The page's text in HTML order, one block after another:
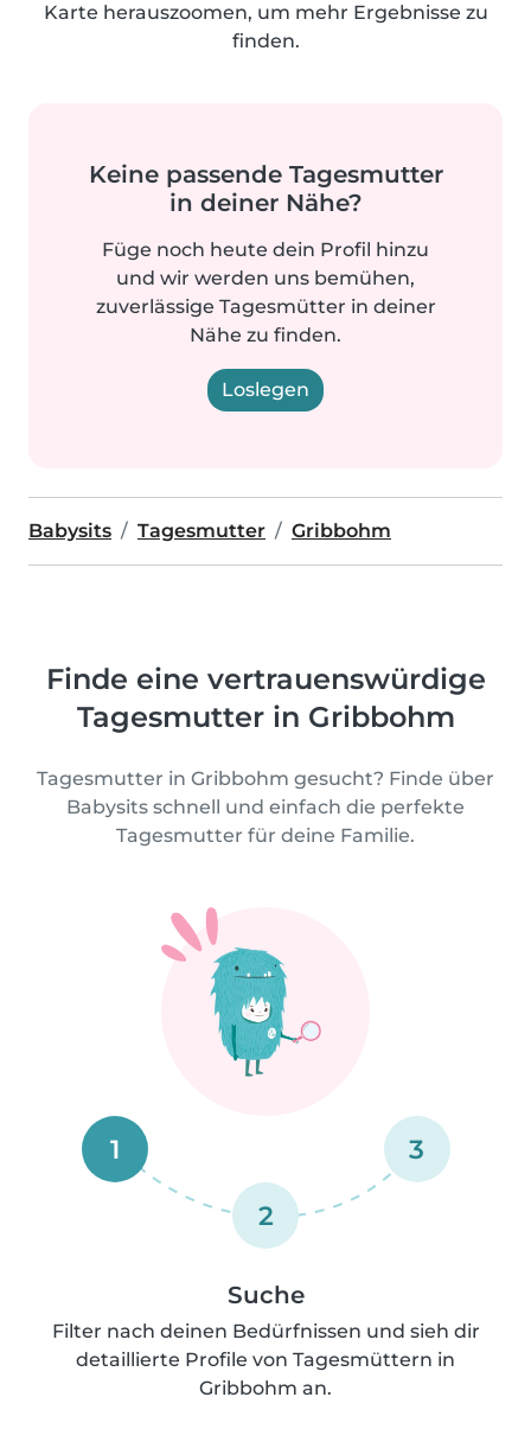
Karte herauszoomen, um mehr Ergebnisse zu
finden.
Keine passende Tagesmutter
in deiner Nähe?
Füge noch heute dein Profil hinzu
und wir werden uns bemühen,
zuverlässige Tagesmütter in deiner
Nähe zu finden.
Loslegen
Babysits Tagesmutter Gribbohm
Finde eine vertrauenswürdige
Tagesmutter in Gribbohm
Tagesmutter in Gribbohm gesucht? Finde über
Babysits schnell und einfach die perfekte
Tagesmutter für deine Familie.
1
2
3
Suche
Filter nach deinen Bedürfnissen und sieh dir
detaillierte Profile von Tagesmüttern in
Gribbohm an.